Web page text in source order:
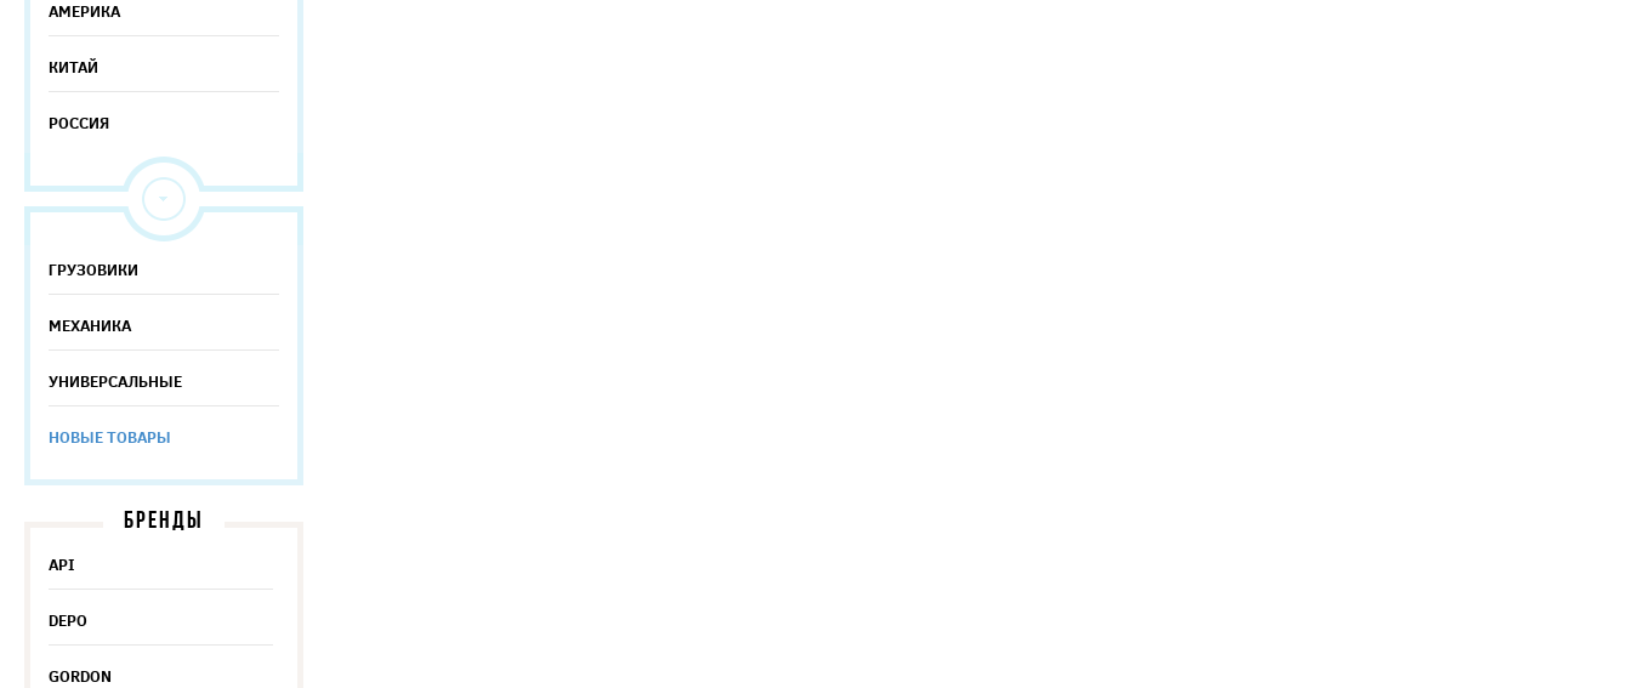
АМЕРИКА
КИТАЙ
РОССИЯ
ГРУЗОВИКИ
МЕХАНИКА
УНИВЕРСАЛЬНЫЕ
НОВЫЕ ТОВАРЫ
БРЕНДЫ
API
DEPO
GORDON